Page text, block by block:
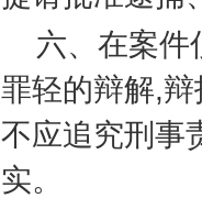
六、在案件
罪轻的辩解,辩
不应追究刑事
实。